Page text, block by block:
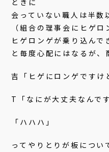
会っていない職人は半数
（組合の理事会にヒゲ
ヒゲロンゲが乗り込んで
と毎度心配にはなるが、
吉「ヒゲにロンゲですけ
T「なにが大丈夫なんで
「ハハハ」
ってやりとりが板につい